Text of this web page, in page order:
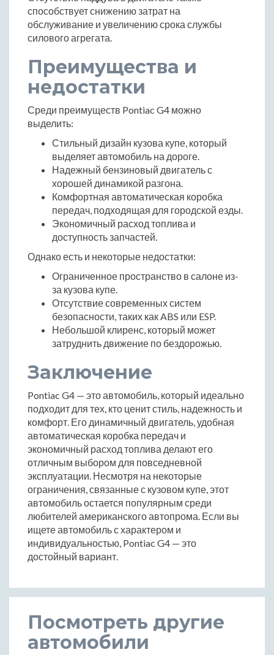
способствует снижению затрат на
обслуживание и увеличению срока службы
силового агрегата.
Преимущества и
недостатки
Среди преимуществ Pontiac G4 можно
выделить:
Стильный дизайн кузова купе, который
выделяет автомобиль на дороге.
Надежный бензиновый двигатель с
хорошей динамикой разгона.
Комфортная автоматическая коробка
передач, подходящая для городской езды.
Экономичный расход топлива и
доступность запчастей.
Однако есть и некоторые недостатки:
Ограниченное пространство в салоне из-
за кузова купе.
Отсутствие современных систем
безопасности, таких как ABS или ESP.
Небольшой клиренс, который может
затруднить движение по бездорожью.
Заключение
Pontiac G4 — это автомобиль, который идеально
подходит для тех, кто ценит стиль, надежность и
комфорт. Его динамичный двигатель, удобная
автоматическая коробка передач и
экономичный расход топлива делают его
отличным выбором для повседневной
эксплуатации. Несмотря на некоторые
ограничения, связанные с кузовом купе, этот
автомобиль остается популярным среди
любителей американского автопрома. Если вы
ищете автомобиль с характером и
индивидуальностью, Pontiac G4 — это
достойный вариант.
Посмотреть другие
автомобили